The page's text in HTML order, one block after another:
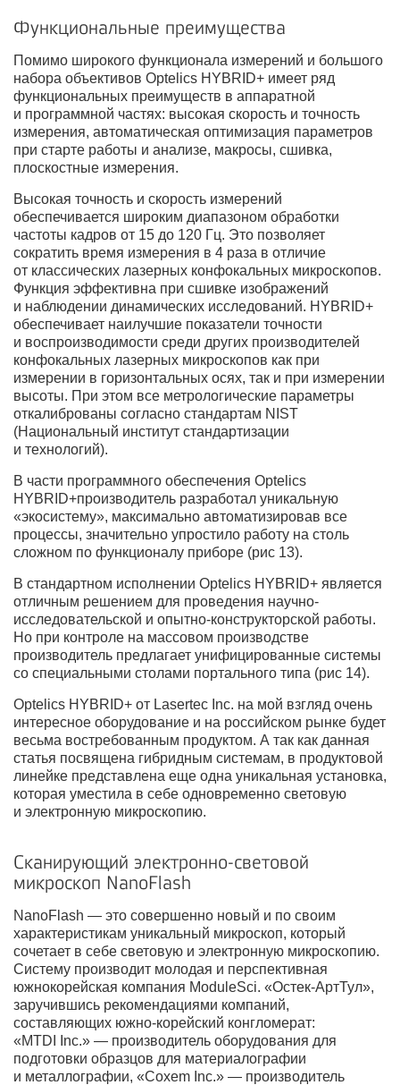
Функциональные преимущества
Помимо широкого функционала измерений и большого
набора объективов Optelics HYBRID+ имеет ряд
функциональных преимуществ в аппаратной
и программной частях: высокая скорость и точность
измерения, автоматическая оптимизация параметров
при старте работы и анализе, макросы, сшивка,
плоскостные измерения.
Высокая точность и скорость измерений
обеспечивается широким диапазоном обработки
частоты кадров от 15 до 120 Гц. Это позволяет
сократить время измерения в 4 раза в отличие
от классических лазерных конфокальных микроскопов.
Функция эффективна при сшивке изображений
и наблюдении динамических исследований. HYBRID+
обеспечивает наилучшие показатели точности
и воспроизводимости среди других производителей
конфокальных лазерных микроскопов как при
измерении в горизонтальных осях, так и при измерении
высоты. При этом все метрологические параметры
откалиброваны согласно стандартам NIST
(Национальный институт стандартизации
и технологий).
В части программного обеспечения Optelics
HYBRID+производитель разработал уникальную
«экосистему», максимально автоматизировав все
процессы, значительно упростило работу на столь
сложном по функционалу приборе (рис 13).
В стандартном исполнении Optеlics HYBRID+ является
отличным решением для проведения научно-
исследовательской и опытно-конструкторской работы.
Но при контроле на массовом производстве
производитель предлагает унифицированные системы
со специальными столами портального типа (рис 14).
Optеlics HYBRID+ от Lasertec Inc. на мой взгляд очень
интересное оборудование и на российском рынке будет
весьма востребованным продуктом. А так как данная
статья посвящена гибридным системам, в продуктовой
линейке представлена еще одна уникальная установка,
которая уместила в себе одновременно световую
и электронную микроскопию.
Сканирующий электронно-световой
микроскоп NanoFlash
NanoFlash — это совершенно новый и по своим
характеристикам уникальный микроскоп, который
сочетает в себе световую и электронную микроскопию.
Систему производит молодая и перспективная
южнокорейская компания ModuleSci. «Остек-АртТул»,
заручившись рекомендациями компаний,
составляющих южно-корейский конгломерат:
«MTDI Inc.» — производитель оборудования для
подготовки образцов для материалографии
и металлографии, «Coxem Inc.» — производитель